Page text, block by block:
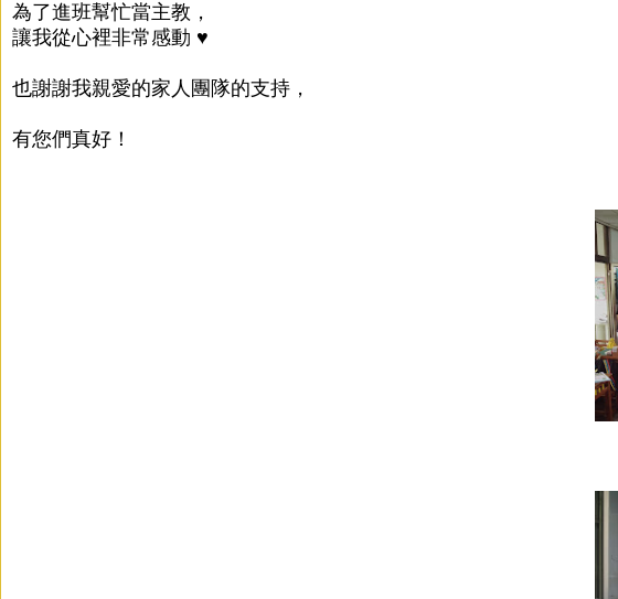
為了進班幫忙當主教，
讓我從心裡非常感動 ♥
也謝謝我親愛的家人團隊的支持，
有您們真好！